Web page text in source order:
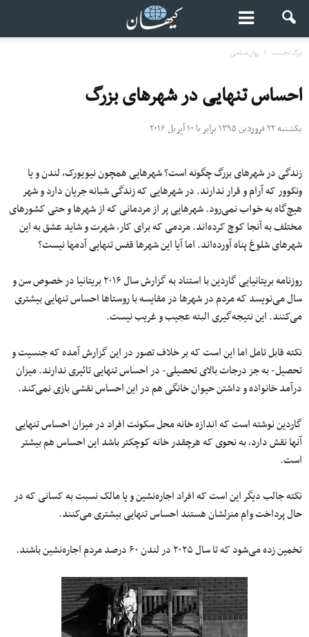
برگ نخست روان‌شناسی
احساس تنهایی در شهرهای بزرگ
یکشنبه ۲۲ فروردین ۱۳۹۵ برابر با ۱۰ آپریل ۲۰۱۶
زندگی در شهرهای بزرگ چگونه است؟ شهرهایی همچون نیویورک، لندن و یا
ونکوور که آرام و قرار ندارند.در شهرهایی که زندگی شبانه جریان دارد و شهر
هیچ‌گاه به خواب نمی‌رود. شهرهایی پر از مردمانی که از شهرها و حتی کشورهای
مختلف به آنجا کوچ کرده‌اند. مردمی که برای کار، شهرت و شاید عشق به این
شهرهای شلوغ پناه آورده‌اند. اما آیا این شهرها قفس تنهایی آدمها نیست؟
روزنامه بریتانیایی گاردین با استناد به گزارش سال ۲۰۱۶ بریتانیا در خصوص سن و
سال می‌نویسد که مردم در شهرها در مقایسه با روستاها احساس تنهایی بیشتری
می‌کنند. این نتیجه‌گیری البته عجیب و غریب نیست.
نکته قابل تامل اما این است که بر خلاف تصور در این گزارش آمده که جنسیت و
تحصیل- به جز درجات بالای تحصیلی- در احساس تنهایی تاثیری ندارند. میزان
درآمد خانواده و داشتن حیوان خانگی هم در این احساس نقشی بازی نمی‌کند.
گاردین نوشته است که اندازه خانه محل سکونت افراد در میزان احساس تنهایی
آنها نقش دارد، به نحوی که هرچقدر خانه کوچکتر باشد این احساس هم بیشتر
است.
نکته جالب دیگر این است که افراد اجاره‌نشین و یا مالک نسبت به کسانی که در
حال پرداخت وام منزلشان هستند احساس تنهایی بیشتری می‌کنند.
تخمین زده می‌شود که تا سال ۲۰۲۵ در لندن ۶۰ درصد مردم اجاره‌نشین باشند.